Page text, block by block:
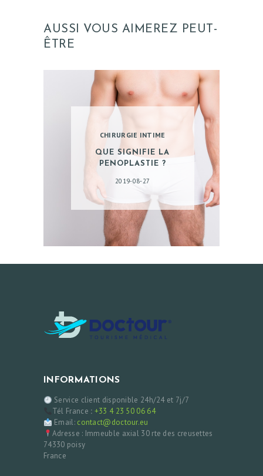
DEMANDE DE
AUSSI VOUS AIMEREZ PEUT-
ÊTRE
CHIRURGIE INTIME
QUE SIGNIFIE LA
PENOPLASTIE ?
2019-08-27
INFORMATIONS
Service client disponible 24h/24 et 7j/7
Tél France : +33 4 23 50 06 64
Email: contact@doctour.eu
Adresse : Immeuble axial 30 rte des creusettes
74330 poisy
France